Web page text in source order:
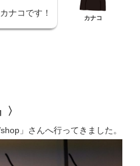
カナコです！
カナコ
」さんへ行ってきました。